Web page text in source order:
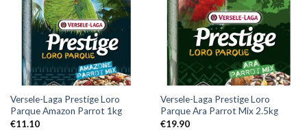
Versele-Laga Prestige Loro
Parque Amazon Parrot 1kg
€11.10
Versele-Laga Prestige Loro
Parque Ara Parrot Mix 2.5kg
€19.90